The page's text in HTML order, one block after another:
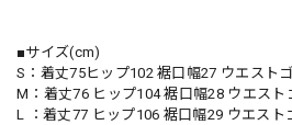
■サイズ(cm)
S：着丈75ヒップ102 裾口幅27 ウエスト
M：着丈76 ヒップ104 裾口幅28 ウエスト
L ：着丈77 ヒップ106 裾口幅29 ウエスト